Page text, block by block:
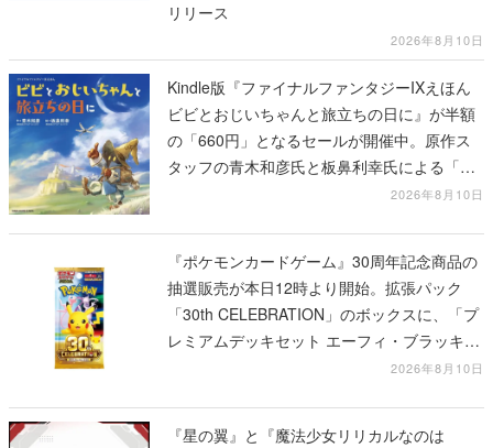
リリース
2026年8月10日
Kindle版『ファイナルファンタジーIXえほん
ビビとおじいちゃんと旅立ちの日に』が半額
の「660円」となるセールが開催中。原作ス
タッフの青木和彦氏と板鼻利幸氏による「ビ
2026年8月10日
『ポケモンカードゲーム』30周年記念商品の
抽選販売が本日12時より開始。拡張パック
「30th CELEBRATION」のボックスに、「プ
レミアムデッキセット エーフィ・ブラッキ
ー」「FUTURISTIC BOX」の計3商品2026年8月10日
『星の翼』と『魔法少女リリカルなのは